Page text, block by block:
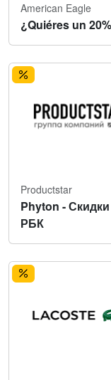
American Eagle
¿Quiéres un
Productstar
Phyton -
РБК